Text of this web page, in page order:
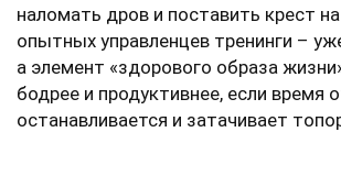
наломать дров и поставить крест
опытных управленцев тренинги –
а элемент «здорового образа
бодрее и продуктивнее, если время
останавливается и затачивает